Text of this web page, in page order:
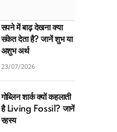
सपने में बाढ़ देखना क्या
संकेत देता है? जानें शुभ या
अशुभ अर्थ
23/07/2026
गोब्लिन शार्क क्यों कहलाती
है Living Fossil? जानें
रहस्य